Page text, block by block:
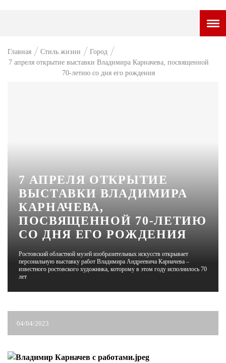
НОВОСТИ
АФИША
Главная Стиль жизни
Город
7 апреля открытие выставки Владимира Карначева, посвященной
70-летию со дня его рождения
7 АПРЕЛЯ ОТКРЫТИЕ
ВЫСТАВКИ ВЛАДИМИРА
КАРНАЧЕВА,
ПОСВЯЩЕННОЙ 70-ЛЕТИЮ
СО ДНЯ ЕГО РОЖДЕНИЯ
Ростовский областной музей изобразительных искусств открывает
персональную выставку работ Владимира Андреевича Карначева –
известного ростовского художника, которому в этом году исполнилось 70
лет
04/04/2023